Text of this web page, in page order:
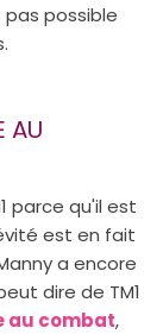
possible
AU
parce qu'il est
est en fait
a encore
dire de TM1
au combat,